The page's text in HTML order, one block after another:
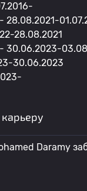
- 28.08.2021-
28.08.2021
- 30.06.2023-
30.06.2023
Daramy